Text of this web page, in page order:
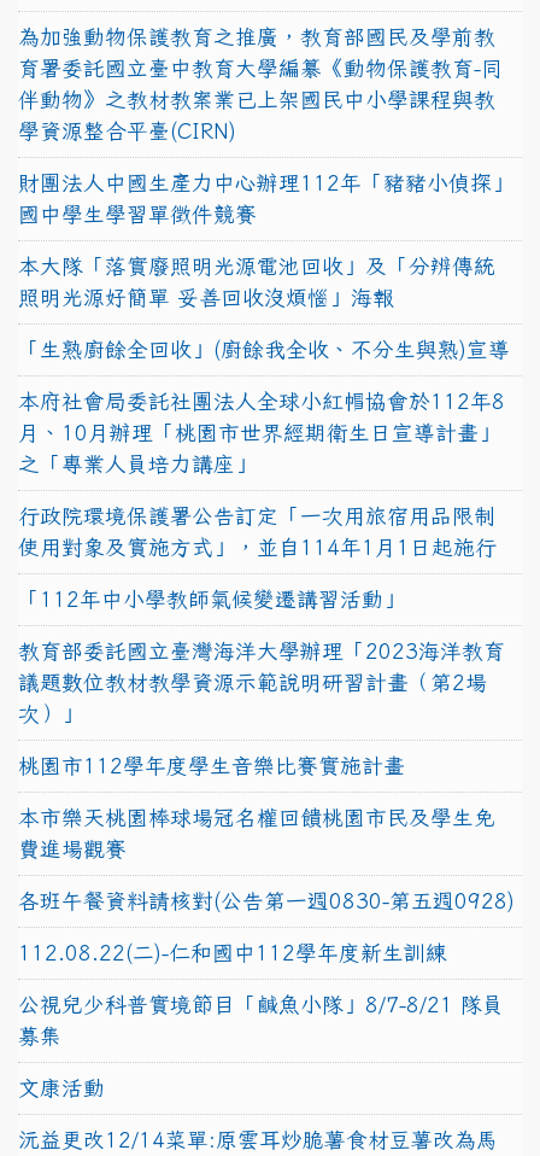
為加強動物保護教育之推廣，教育部國民及學前教
育署委託國立臺中教育大學編纂《動物保護教育-同
伴動物》之教材教案業已上架國民中小學課程與教
學資源整合平臺(CIRN)
財團法人中國生產力中心辦理112年「豬豬小偵探」
國中學生學習單徵件競賽
本大隊「落實廢照明光源電池回收」及「分辨傳統
照明光源好簡單 妥善回收沒煩惱」海報
「生熟廚餘全回收」(廚餘我全收、不分生與熟)宣導
本府社會局委託社團法人全球小紅帽協會於112年8
月、10月辦理「桃園市世界經期衛生日宣導計畫」
之「專業人員培力講座」
行政院環境保護署公告訂定「一次用旅宿用品限制
使用對象及實施方式」，並自114年1月1日起施行
「112年中小學教師氣候變遷講習活動」
教育部委託國立臺灣海洋大學辦理「2023海洋教育
議題數位教材教學資源示範說明研習計畫（第2場
次）」
桃園市112學年度學生音樂比賽實施計畫
本市樂天桃園棒球場冠名權回饋桃園市民及學生免
費進場觀賽
各班午餐資料請核對(公告第一週0830-第五週0928)
112.08.22(二)-仁和國中112學年度新生訓練
公視兒少科普實境節目「鹹魚小隊」8/7-8/21 隊員
募集
文康活動
沅益更改12/14菜單:原雲耳炒脆薯食材豆薯改為馬